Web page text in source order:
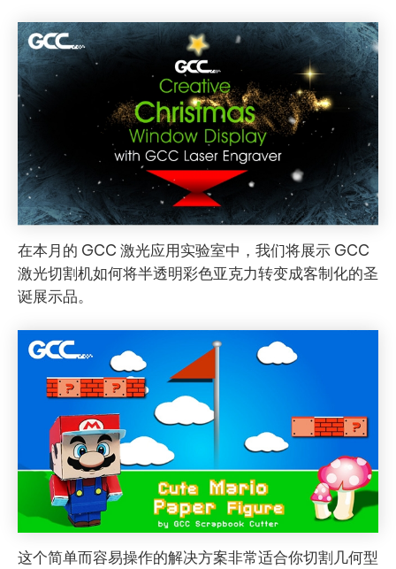
在本月的 GCC 激光应用实验室中，我们将展示 GCC
激光切割机如何将半透明彩色亚克力转变成客制化的圣
诞展示品。
这个简单而容易操作的解决方案非常适合你切割几何型